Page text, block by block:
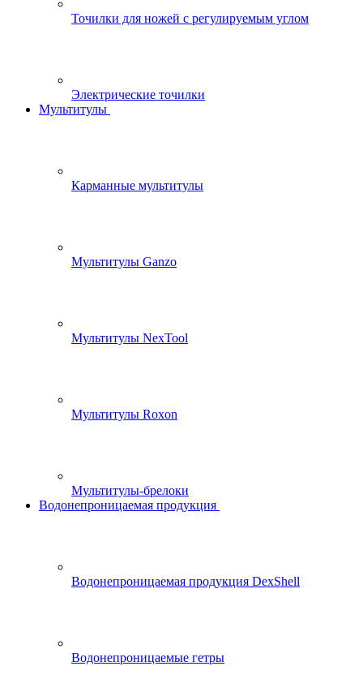
Точилки для ножей с регулируемым углом
Электрические точилки
Мультитулы
Карманные мультитулы
Мультитулы Ganzo
Мультитулы NexTool
Мультитулы Roxon
Мультитулы-брелоки
Водонепроницаемая продукция
Водонепроницаемая продукция DexShell
Водонепроницаемые гетры